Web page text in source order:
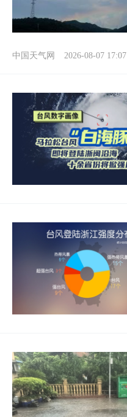
中国天气网 2026-08-07 17:07